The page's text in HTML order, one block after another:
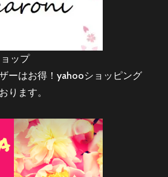
ップ
ーはお得！yahooショッピング
ります。